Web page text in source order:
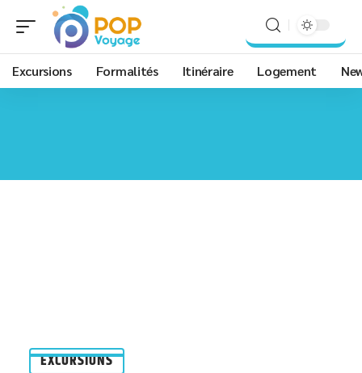
Excursions Formalités Itinéraire Logement
EXCURSIONS